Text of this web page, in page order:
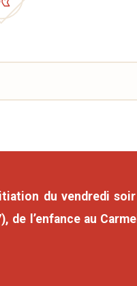
du vendredi
de l’enfance au